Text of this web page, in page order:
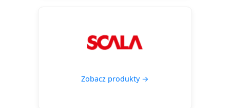
Zobacz produkty →